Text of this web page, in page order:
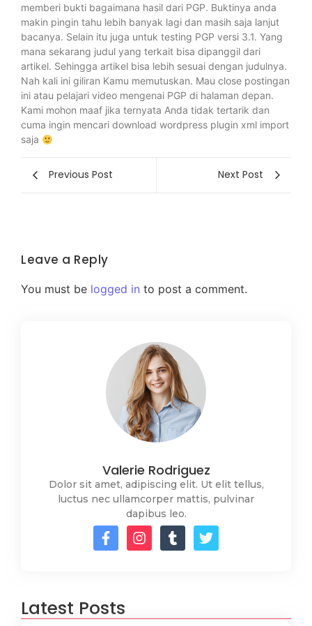
memberi bukti bagaimana hasil dari PGP. Buktinya anda
makin pingin tahu lebih banyak lagi dan masih saja lanjut
bacanya. Selain itu juga untuk testing PGP versi 3.1. Yang
mana sekarang judul yang terkait bisa dipanggil dari
artikel. Sehingga artikel bisa lebih sesuai dengan judulnya.
Nah kali ini giliran Kamu memutuskan. Mau close postingan
ini atau pelajari video mengenai PGP di halaman depan.
Kami mohon maaf jika ternyata Anda tidak tertarik dan
cuma ingin mencari download wordpress plugin xml import
saja
Previous Post Next Post
Leave a Reply
You must be logged in to post a comment.
Valerie Rodriguez
Dolor sit amet, adipiscing elit. Ut elit tellus,
luctus nec ullamcorper mattis, pulvinar
dapibus leo.
Latest Posts